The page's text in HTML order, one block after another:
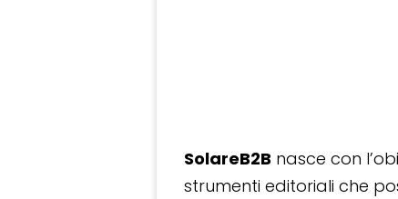
SolareB2B nasce con
strumenti editoriali che